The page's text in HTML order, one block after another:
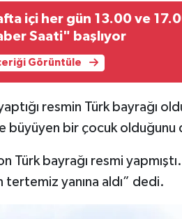
içi her gün 13.00 ve
Saati" başlıyor
Görüntüle
resmin Türk bayrağı
büyüyen bir çocuk
Türk bayrağı resmi
tertemiz yanına aldı” dedi.